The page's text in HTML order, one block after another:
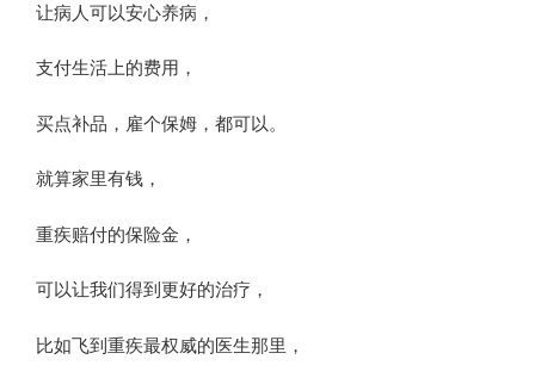
让病人可以安心养病，
支付生活上的费用，
买点补品，雇个保姆，都可以。
就算家里有钱，
重疾赔付的保险金，
可以让我们得到更好的治疗，
比如飞到重疾最权威的医生那里，